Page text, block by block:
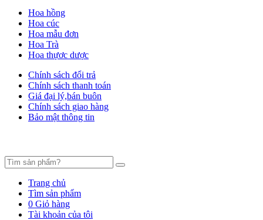
Hoa hồng
Hoa cúc
Hoa mẫu đơn
Hoa Trà
Hoa thựơc dược
Chính sách đổi trả
Chính sách thanh toán
Giá đại lý,bán buôn
Chính sách giao hàng
Bảo mật thông tin
Trang chủ
Tìm sản phẩm
0 Giỏ hàng
Tài khoản của tôi